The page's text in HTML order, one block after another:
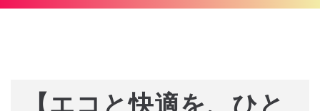
【エコと快適を、ひと